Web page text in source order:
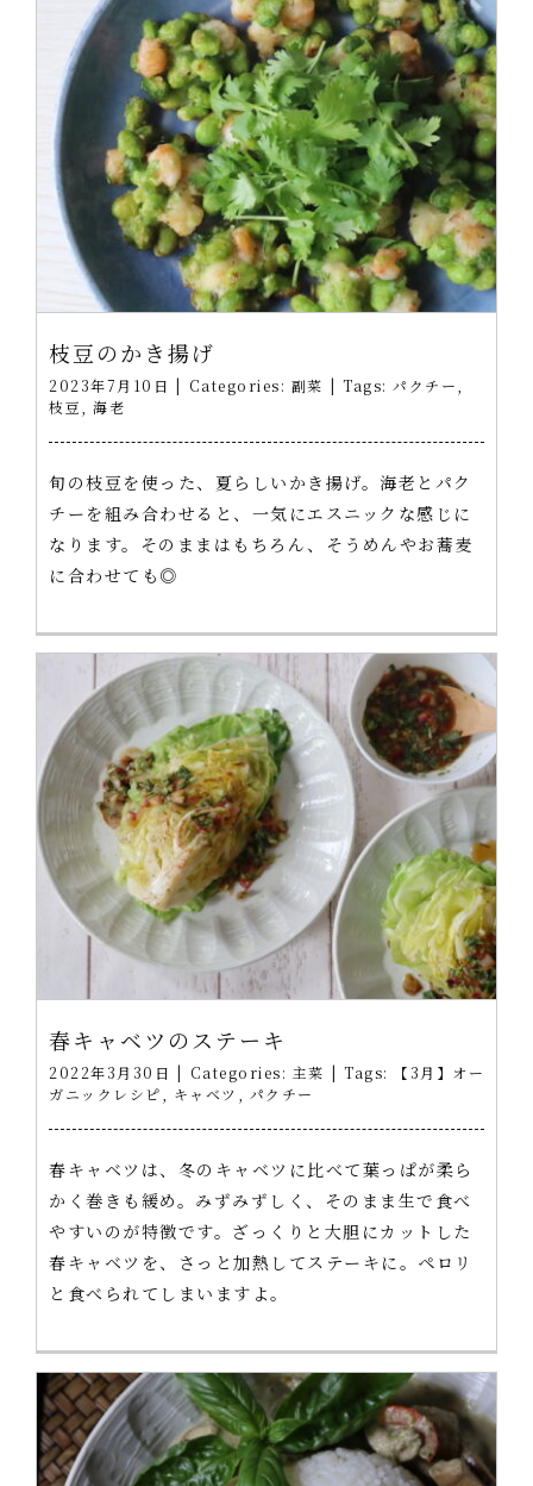
枝豆のかき揚げ
2023年7月10日 | Categories: 副菜 | Tags: パクチー
枝豆
海老
旬の枝豆を使った、夏らしいかき揚げ。海老とパク
チーを組み合わせると、一気にエスニックな感じに
なります。そのままはもちろん、そうめんやお蕎麦
に合わせても◎
春キャベツのステーキ
2022年3月30日 | Categories: 主菜 | Tags:
【3月】オー
ガニックレシピ
キャベツ パクチー
春キャベツは、冬のキャベツに比べて葉っぱが柔ら
かく巻きも緩め。みずみずしく、そのまま生で食べ
やすいのが特徴です。ざっくりと大胆にカットした
春キャベツを、さっと加熱してステーキに。ペロリ
と食べられてしまいますよ。